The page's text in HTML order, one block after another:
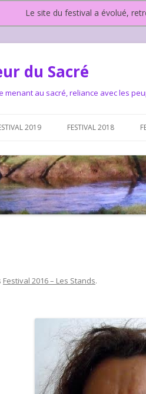
Le site du festival a évolué,
du Sacré
menant au sacré, reliance avec les
FESTIVAL DEPUIS 2015…OU
NOUS ?
2019 FESTIVAL 2018
Festival 2016 – Les Stands.